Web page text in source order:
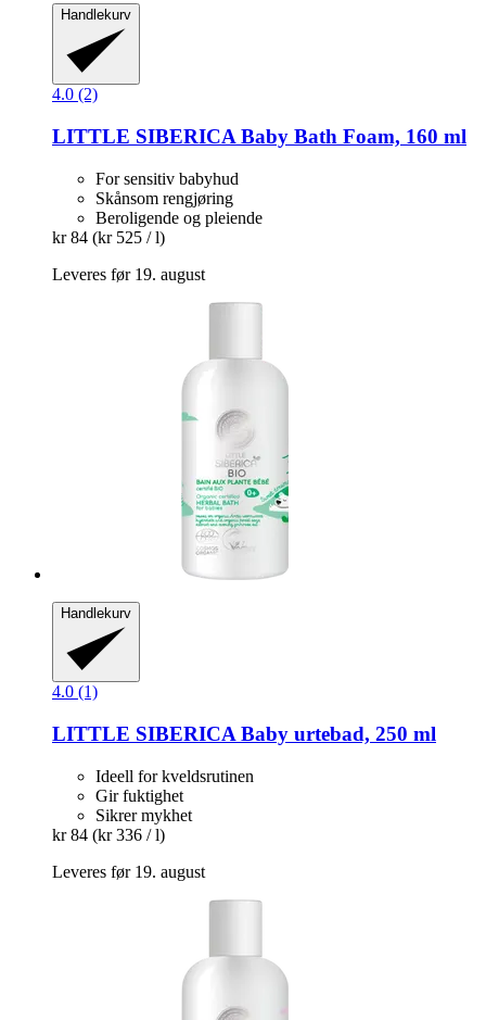
Handlekurv
4.0 (2)
LITTLE SIBERICA Baby Bath Foam, 160 ml
For sensitiv babyhud
Skånsom rengjøring
Beroligende og pleiende
kr 84 (kr 525 / l)
Leveres før 19. august
Handlekurv
4.0 (1)
LITTLE SIBERICABaby urtebad, 250 ml
Ideell for kveldsrutinen
Gir fuktighet
Sikrer mykhet
kr 84 (kr 336 / l)
Leveres før 19. august